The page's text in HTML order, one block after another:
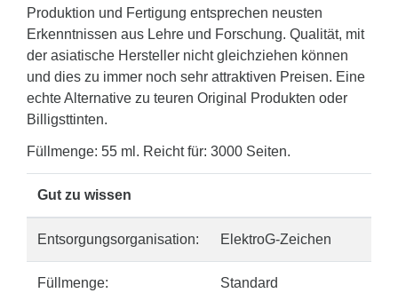
Produktion und Fertigung entsprechen neusten
Erkenntnissen aus Lehre und Forschung. Qualität, mit
der asiatische Hersteller nicht gleichziehen können
und dies zu immer noch sehr attraktiven Preisen. Eine
echte Alternative zu teuren Original Produkten oder
Billigsttinten.
Füllmenge: 55 ml. Reicht für: 3000 Seiten.
Gut zu wissen
Entsorgungsorganisation: ElektroG-Zeichen
Füllmenge: Standard